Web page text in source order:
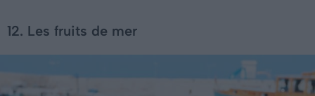
12. Les fruits de mer